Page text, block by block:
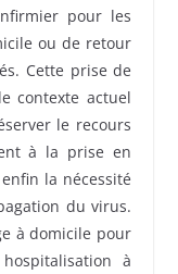
pour les
ou de retour
Cette prise de
contexte actuel
le recours
à la prise en
la nécessité
du virus.
à domicile pour
à